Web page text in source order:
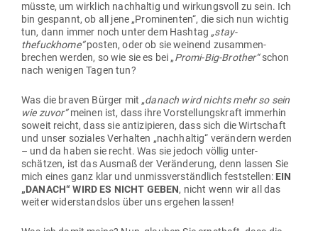
müsste, um wirklich nach­haltig und wir­kungsvoll zu sein. Ich
bin gespannt, ob all jene „Pro­mi­nenten“, die sich nun wichtig
tun, dann immer noch unter dem Hashtag „stay­
thefuckhome“posten, oder ob sie weinend zusam­men­
brechen werden, so wie sie es bei „Promi-Big-Brother“schon
nach wenigen Tagen tun?
Was die braven Bürger mit „danach wird nichts mehr so sein
wie zuvor“meinen ist, dass ihre Vor­stel­lungs­kraft immerhin
soweit reicht, dass sie anti­zi­pieren, dass sich die Wirt­schaft
und unser soziales Ver­halten „nach­haltig“ ver­ändern werden
– und da haben sie recht. Was sie jedoch völlig unter­
schätzen, ist das Ausmaß der Ver­än­derung, denn lassen Sie
mich eines ganz klar und unmiss­ver­ständlich fest­stellen: EIN
„DANACH“ WIRD ES NICHT GEBEN, nicht wenn wir all das
weiter wider­standslos über uns ergehen lassen!